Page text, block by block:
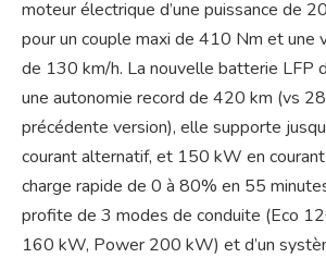
moteur électrique d’une puissance de
pour un couple maxi de 410 Nm et une
de 130 km/h. La nouvelle batterie LFP
une autonomie record de 420 km (vs
précédente version), elle supporte
courant alternatif, et 150 kW en
charge rapide de 0 à 80% en 55
profite de 3 modes de conduite (Eco
160 kW, Power 200 kW) et d’un